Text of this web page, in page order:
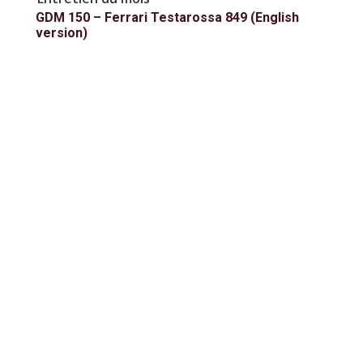
GDM 150 – Ferrari Testarossa 849 (English
version)